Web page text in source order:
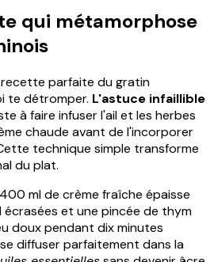
qui métamorphose
parfaite du gratin
te détromper. L'astuce infaillible
à faire infuser l'ail et les herbes
chaude avant de l'incorporer
technique simple transforme
du plat.
ml de crème fraîche épaisse
écrasées et une pincée de thym
doux pendant dix minutes
diffuser parfaitement dans la